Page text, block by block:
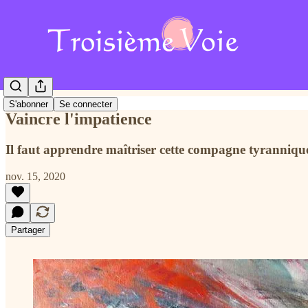
S'abonner Se connecter
Vaincre l'impatience
Il faut apprendre maîtriser cette compagne
nov. 15, 2020
Partager